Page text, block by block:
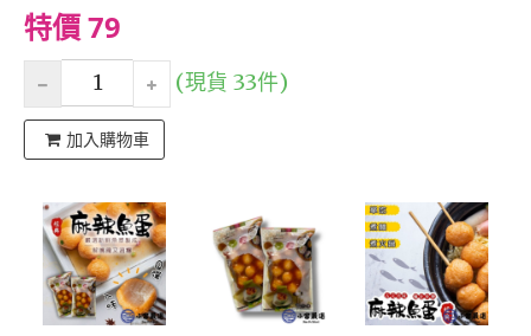
特價 79
(現貨 33件)
加入購物車